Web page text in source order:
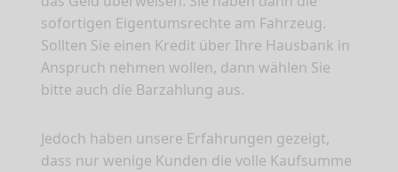
sofortigen Eigentumsrechte am Fahrzeug.
Sollten Sie einen Kredit über Ihre Hausbank in
Anspruch nehmen wollen, dann wählen Sie
bitte auch die Barzahlung aus.
Jedoch haben unsere Erfahrungen gezeigt,
dass nur wenige Kunden die volle Kaufsumme